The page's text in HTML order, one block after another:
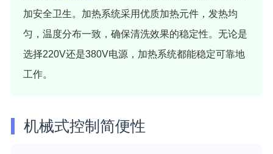
加安全卫生。加热系统采用优质加热元件，发热均
匀，温度分布一致，确保清洗效果的稳定性。无论是
选择220V还是380V电源，加热系统都能稳定可靠地
工作。
机械式控制简便性